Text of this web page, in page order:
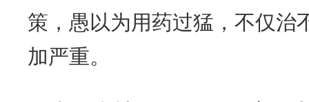
策，愚以为用药过猛，不仅治
加严重。